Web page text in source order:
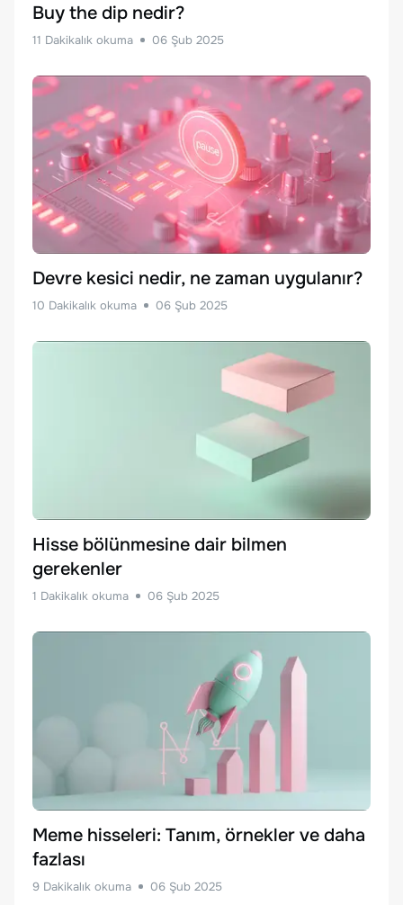
Buy the dip nedir?
11 Dakikalık okuma 06 Şub 2025
Devre kesici nedir, ne zaman uygulanır?
10 Dakikalık okuma 06 Şub 2025
Hisse bölünmesine dair bilmen
gerekenler
1 Dakikalık okuma 06 Şub 2025
Meme hisseleri: Tanım, örnekler ve daha
fazlası
9 Dakikalık okuma 06 Şub 2025